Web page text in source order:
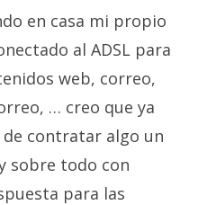
en casa mi propio
al ADSL para
web, correo,
… creo que ya
contratar algo un
sobre todo con
para las